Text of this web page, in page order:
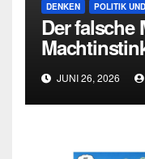
DENKEN POLITIK
Der falsche
und die
Urteilskraft
JUNI 26, 2026